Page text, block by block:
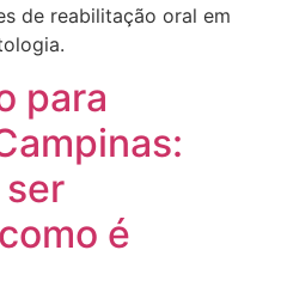
de reabilitação oral em
para
é